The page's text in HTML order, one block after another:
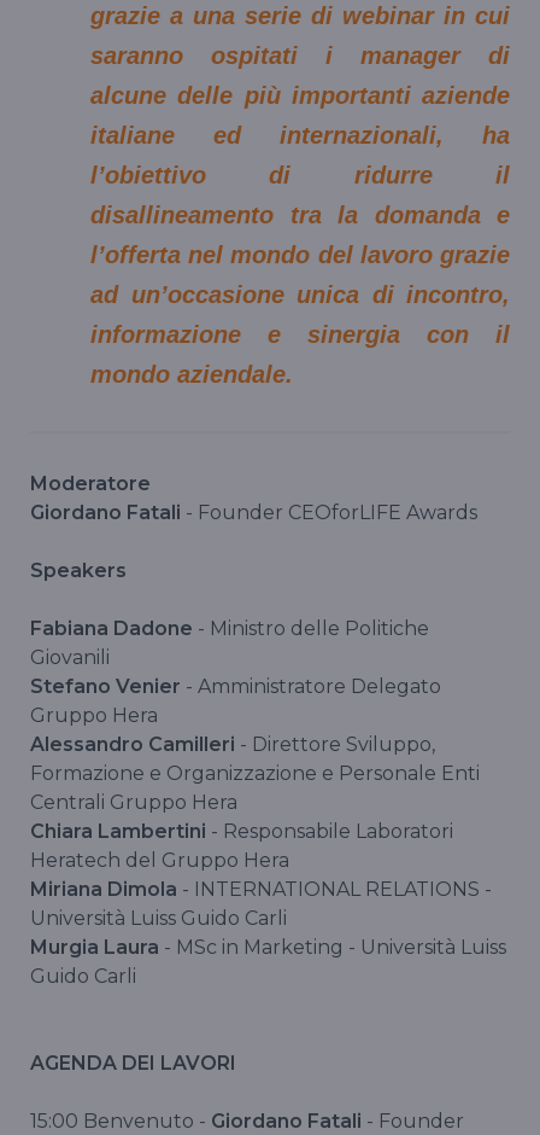
grazie a una serie di webinar in cui
saranno ospitati i manager di
alcune delle più importanti aziende
italiane ed internazionali, ha
l’obiettivo di ridurre il
disallineamento tra la domanda e
l’offerta nel mondo del lavoro grazie
ad un’occasione unica di incontro,
informazione e sinergia con il
mondo aziendale.
Moderatore
Giordano Fatali - Founder CEOforLIFE Awards
Speakers
Fabiana Dadone - Ministro delle Politiche
Giovanili
Stefano Venier - Amministratore Delegato
Gruppo Hera
Alessandro Camilleri - Direttore Sviluppo,
Formazione e Organizzazione e Personale Enti
Centrali Gruppo Hera
Chiara Lambertini - Responsabile Laboratori
Heratech del Gruppo Hera
Miriana Dimola - INTERNATIONAL RELATIONS -
Università Luiss Guido Carli
Murgia Laura - MSc in Marketing - Università Luiss
Guido Carli
AGENDA DEI LAVORI
15:00 Benvenuto - Giordano Fatali - Founder